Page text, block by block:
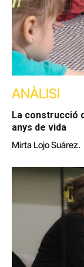
ANÀLISI
La construcció
anys de vida
Mirta Lojo Suárez.